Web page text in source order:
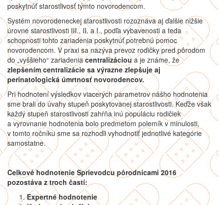
poskytnúť starostlivosť týmto novorodencom.
Systém novorodeneckej starostlivosti rozoznáva aj ďalšie nižšie
úrovne starostlivosti III., II. a I., podľa vybavenosti a teda
schopnosti tohto zariadenia poskytnúť potrebnú pomoc
novorodencom. V praxi sa nazýva prevoz rodičky pred pôrodom
do „vyššieho“ zariadeniacentralizácioua je známe, že
zlepšením centralizácie sa výrazne zlepšuje aj
perinatologická úmrtnosť novorodencov.
Pri hodnotení výsledkov viacerých parametrov nášho hodnotenia
sme brali do úvahy stupeň poskytovanej starostlivosti. Keďže však
každý stupeň starostlivosti zahŕňa inú populáciu rodičiek
a vyrovnanie hodnotenia bolo predmetom polemík v minulosti,
v tomto ročníku sme sa rozhodli vyhodnotiť jednotlivé kategórie
samostatne.
Celkové hodnotenie Sprievodcu pôrodnicami 2016
pozostáva z troch častí:
Expertné hodnotenie